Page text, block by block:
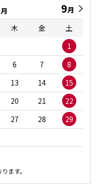
月 9月
木 金
土
1
6 7
8
13 14
15
20 21
22
27 28
29
ます。